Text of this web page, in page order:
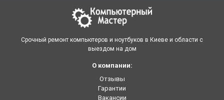
Срочный ремонт компьютеров и ноутбуков в Киеве и области с
выездом на дом
О компании:
Отзывы
Гарантии
Вакансии